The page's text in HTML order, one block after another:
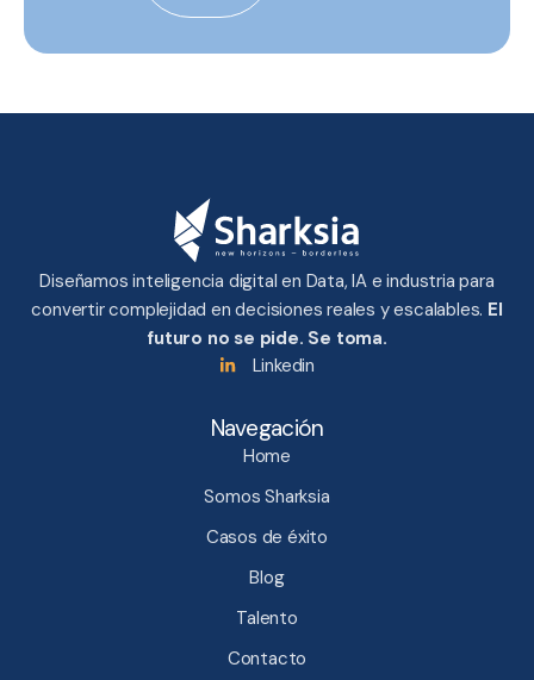
Diseñamos inteligencia digital en Data, IA e industria para
convertir complejidad en decisiones reales y escalables. El
futuro no se pide. Se toma.
Linkedin
Navegación
Home
Somos Sharksia
Casos de éxito
Blog
Talento
Contacto